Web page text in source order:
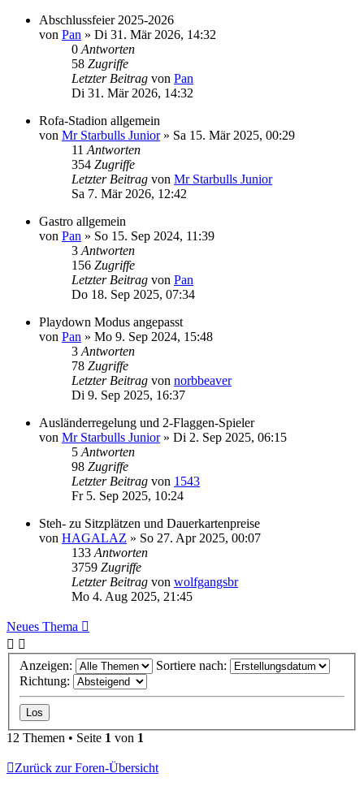
Abschlussfeier 2025-2026
von Pan » Di 31. Mär 2026, 14:32
0 Antworten
58 Zugriffe
Letzter Beitrag von Pan
Di 31. Mär 2026, 14:32
Rofa-Stadion allgemein
von Mr Starbulls Junior» Sa 15. Mär 2025, 00:29
11 Antworten
354 Zugriffe
Letzter Beitrag von Mr Starbulls Junior
Sa 7. Mär 2026, 12:42
Gastro allgemein
von Pan » So 15. Sep 2024, 11:39
3 Antworten
156 Zugriffe
Letzter Beitrag von Pan
Do 18. Sep 2025, 07:34
Playdown Modus angepasst
von Pan » Mo 9. Sep 2024, 15:48
3 Antworten
78 Zugriffe
Letzter Beitrag von norbbeaver
Di 9. Sep 2025, 16:37
Ausländerregelung und 2-Flaggen-Spieler
von Mr Starbulls Junior» Di 2. Sep 2025, 06:15
5 Antworten
98 Zugriffe
Letzter Beitrag von 1543
Fr 5. Sep 2025, 10:24
Steh- zu Sitzplätzen und Dauerkartenpreise
von HAGALAZ » So 27. Apr 2025, 00:07
133 Antworten
3759 Zugriffe
Letzter Beitrag von wolfgangsbr
Mo 4. Aug 2025, 21:45
Neues Thema
Anzeigen:
Sortiere nach:
Richtung:
12 Themen • Seite 1 von 1
Zurück zur Foren-Übersicht